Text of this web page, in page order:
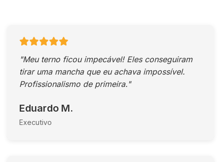
"Meu terno ficou impecável! Eles conseguiram
tirar uma mancha que eu achava impossível.
Profissionalismo de primeira."
Eduardo M.
Executivo